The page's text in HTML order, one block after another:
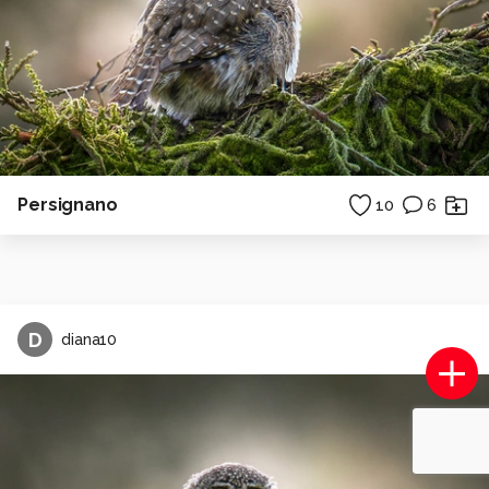
Persignano 10 6
D diana10